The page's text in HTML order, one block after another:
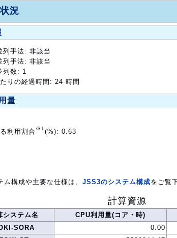
況
列手法: 非該当
列手法: 非該当
列数: 1
りの経過時間: 24 時間
量
利用割合※1 (%): 0.63
構成や主要な仕様は、 JSS3のシステム構成をご覧
計算資源
システム名 CPU利用量(コア・時)
SORA
0.00